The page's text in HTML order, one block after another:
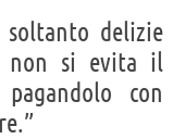
delizie
non si evita il
con